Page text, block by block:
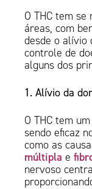
O THC tem
áreas, com
desde o alívio
controle de
alguns dos
1. Alívio da dor
O THC tem
sendo eficaz
como as
múltipla e
nervoso